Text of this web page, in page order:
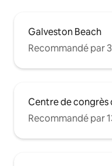
Galveston Beach
Recommandé par
Centre de congrès
Recommandé par